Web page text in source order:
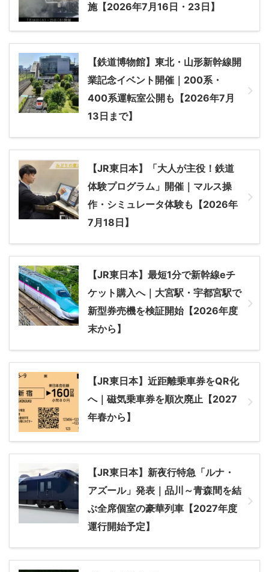
施【2026年7月16日・23日】
【鉄道博物館】東北・山形新幹線開
業記念イベント開催｜200系・
400系運転室公開も【2026年7月
13日まで】
【JR東日本】「大人が主役！鉄道
体験プログラム」開催｜マルス操
作・シミュレータ体験も【2026年
7月18日】
【JR東日本】最短1分で新幹線eチ
ケット購入へ｜大宮駅・宇都宮駅で
新型券売機を検証開始【2026年度
末から】
【JR東日本】近距離乗車券をQR化
へ｜磁気乗車券を順次廃止【2027
年春から】
【JR東日本】新夜行特急「ルナ・
アズール」発表｜品川～青森間を結
ぶ全席個室の豪華列車【2027年度
運行開始予定】